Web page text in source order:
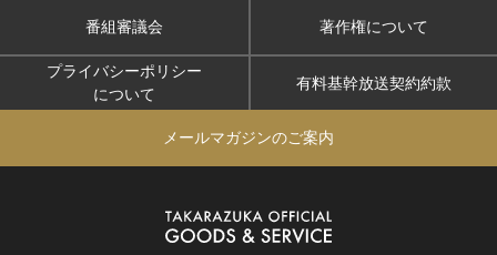
番組審議会 著作権について
プライバシーポリシー
について
有料基幹放送契約約款
メールマガジンのご案内